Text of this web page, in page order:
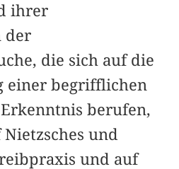
ihrer
der
die sich auf die
einer begrifflichen
berufen,
und
und auf